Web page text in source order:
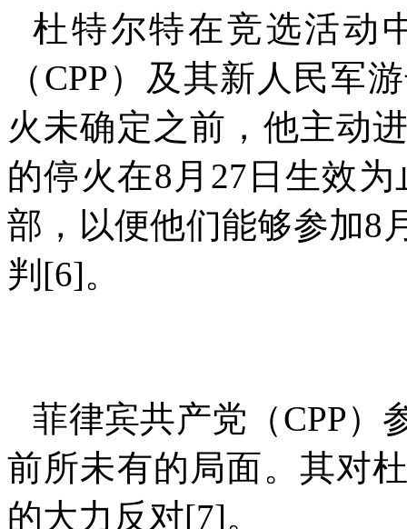
杜特尔特在竞选活动
（ CPP）及其新人民军
火未确定之前，他主动
的停火在8 月 27 日生效
部，以便他们能够参加8
判 [6]。
菲律宾共产党（CPP）
前所未有的局面。其对
的大力反对[7]。